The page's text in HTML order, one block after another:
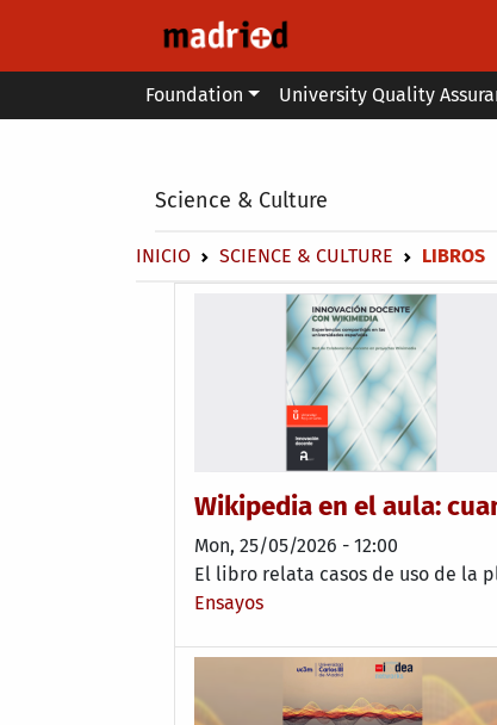
Main menu
Foundation University Quality
Science & Culture
Breadcrumb
INICIO SCIENCE & CULTURE LIBROS
Wikipedia en el aula:
Mon, 25/05/2026 - 12:00
El libro relata casos de uso de la
Ensayos